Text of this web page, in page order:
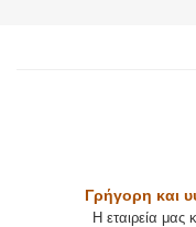
Γρήγορη και
Η εταιρεία